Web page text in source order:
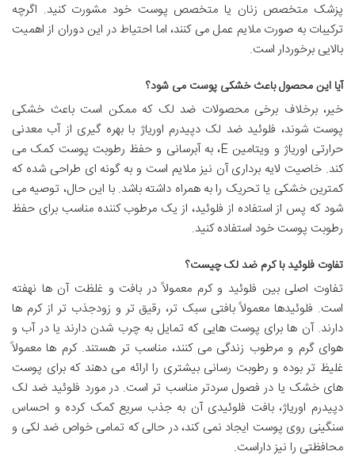
پزشک متخصص زنان یا متخصص پوست خود مشورت کنید. اگرچه
ترکیبات به صورت ملایم عمل می کنند، اما احتیاط در این دوران از اهمیت
بالایی برخوردار است.
آیا این محصول باعث خشکی پوست می شود؟
خیر، برخلاف برخی محصولات ضد لک که ممکن است باعث خشکی
پوست شوند، فلوئید ضد لک دپیدرم اوریاژ با بهره گیری از آب معدنی
حرارتی اوریاژ و ویتامین E، به آبرسانی و حفظ رطوبت پوست کمک می
کند. خاصیت لایه برداری آن نیز ملایم است و به گونه ای طراحی شده که
کمترین خشکی یا تحریک را به همراه داشته باشد. با این حال، توصیه می
شود که پس از استفاده از فلوئید، از یک مرطوب کننده مناسب برای حفظ
رطوبت پوست خود استفاده کنید.
تفاوت فلوئید با کرم ضد لک چیست؟
تفاوت اصلی بین فلوئید و کرم معمولاً در بافت و غلظت آن ها نهفته
است. فلوئیدها معمولاً بافتی سبک تر، رقیق تر و زودجذب تر از کرم ها
دارند. آن ها برای پوست هایی که تمایل به چرب شدن دارند یا در آب و
هوای گرم و مرطوب زندگی می کنند، مناسب تر هستند. کرم ها معمولاً
غلیظ تر بوده و رطوبت رسانی بیشتری را ارائه می دهند که برای پوست
های خشک یا در فصول سردتر مناسب تر است. در مورد فلوئید ضد لک
دپیدرم اوریاژ، بافت فلوئیدی آن به جذب سریع کمک کرده و احساس
سنگینی روی پوست ایجاد نمی کند، در حالی که تمامی خواص ضد لکی و
محافظتی را نیز داراست.